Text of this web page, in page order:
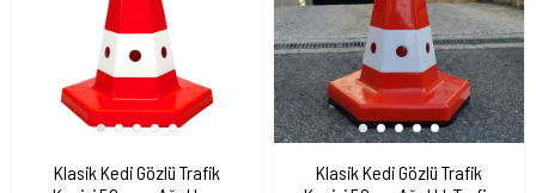
Klasik Kedi Gözlü Trafik
Klasik Kedi Gözlü Trafik